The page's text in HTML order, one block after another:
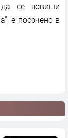
да се повиши
е посочено в